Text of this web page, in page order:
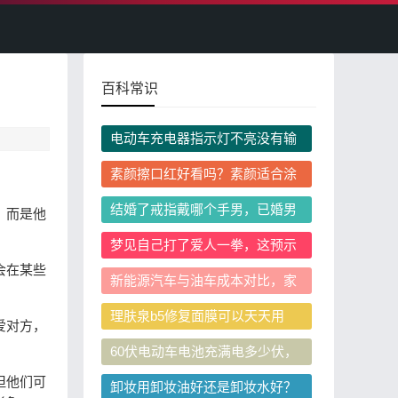
而是他
在某些
方，
他们可
百科常识
电动车充电器指示灯不亮没有输
出，是什么原因导致的？该怎么
排查维修？
素颜擦口红好看吗？素颜适合涂
什么颜色的口红？
结婚了戒指戴哪个手男，已婚男
士戴结婚戒指有哪些讲究？
梦见自己打了爱人一拳，这预示
什么会不会影响现实感情
新能源汽车与油车成本对比，家
用买车选哪个更划算
理肤泉b5修复面膜可以天天用
吗？正确使用频率是多少
60伏电动车电池充满电多少伏，
60伏电动车正常工作电压范围是
多少
卸妆用卸妆油好还是卸妆水好？